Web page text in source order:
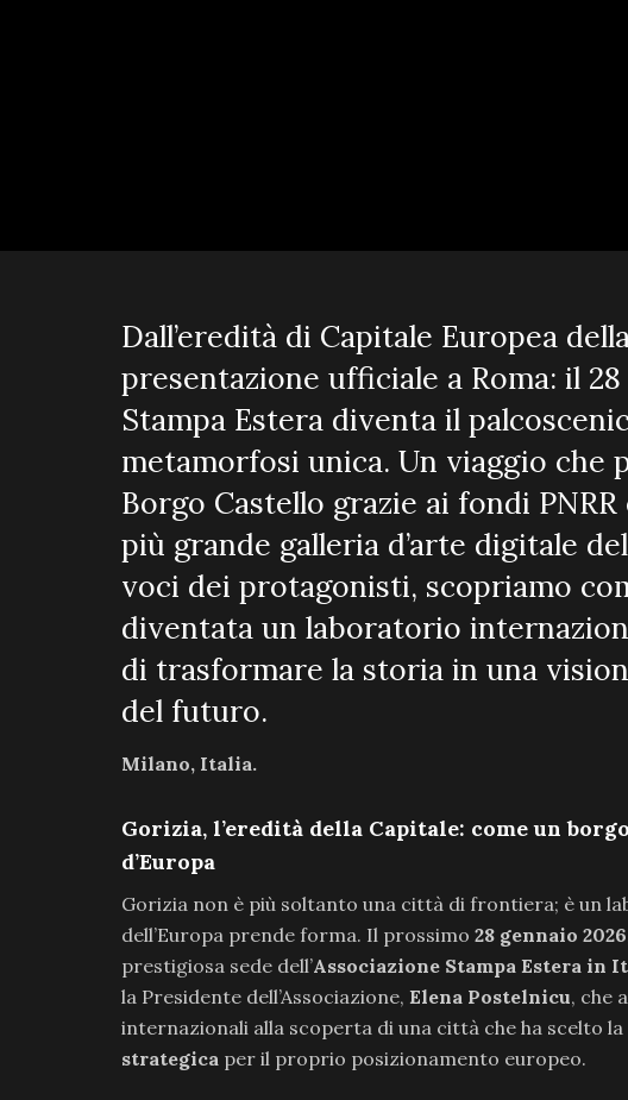
Dall’eredità di Capitale Europea
presentazione ufficiale a Roma: il 28
Stampa Estera diventa il
metamorfosi unica. Un viaggio che
Borgo Castello grazie ai fondi
più grande galleria d’arte digitale
voci dei protagonisti, scopriamo
diventata un laboratorio
di trasformare la storia in una
del futuro.
Milano, Italia.
Gorizia, l’eredità della Capitale: come un
d’Europa
Gorizia non è più soltanto una città di frontiera; è un
dell’Europa prende forma. Il prossimo 28 gennaio 2026
prestigiosa sede dell’Associazione Stampa Estera in
la Presidente dell’Associazione, Elena Postelnicu, che
internazionali alla scoperta di una città che ha scelto la
strategica per il proprio posizionamento europeo.